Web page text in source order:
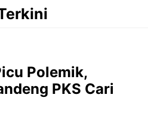
Polemik,
PKS Cari